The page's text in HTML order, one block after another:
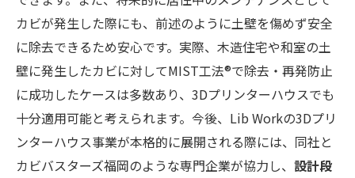
カビが発生した際にも、前述のように土壁を傷めず安全
に除去できるため安心です。実際、木造住宅や和室の土
壁に発生したカビに対してMIST工法®で除去・再発防止
に成功したケースは多数あり、3Dプリンターハウスでも
十分適用可能と考えられます。今後、Lib Workの3Dプリ
ンターハウス事業が本格的に展開される際には、同社と
カビバスターズ福岡のような専門企業が協力し、 設計段